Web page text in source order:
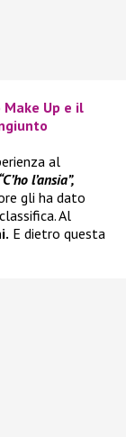
Up e il
al
“C’ho l’ansia”,
gli ha dato
Al
E dietro questa